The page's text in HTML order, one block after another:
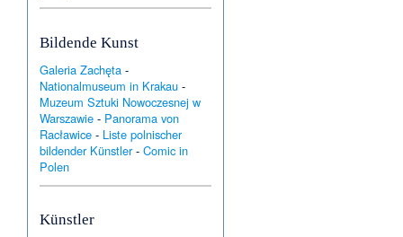
Bildende Kunst
Galeria Zachęta -
Nationalmuseum in Krakau -
Muzeum Sztuki Nowoczesnej w
Warszawie - Panorama von
Racławice - Liste polnischer
bildender Künstler-Comic in
Polen
Künstler